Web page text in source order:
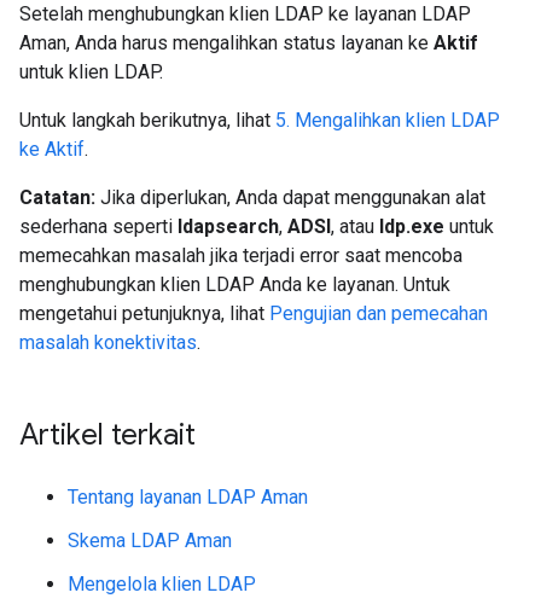
Setelah menghubungkan klien LDAP ke layanan LDAP
Aman, Anda harus mengalihkan status layanan ke Aktif
untuk klien LDAP.
Untuk langkah berikutnya, lihat 5. Mengalihkan klien LDAP
ke Aktif.
Catatan: Jika diperlukan, Anda dapat menggunakan alat
sederhana seperti ldapsearch, ADSI, atau ldp.exe untuk
memecahkan masalah jika terjadi error saat mencoba
menghubungkan klien LDAP Anda ke layanan. Untuk
mengetahui petunjuknya, lihat Pengujian dan pemecahan
masalah konektivitas.
Artikel terkait
Tentang layanan LDAP Aman
Skema LDAP Aman
Mengelola klien LDAP